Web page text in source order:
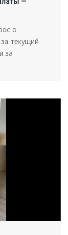
о
текущий
за